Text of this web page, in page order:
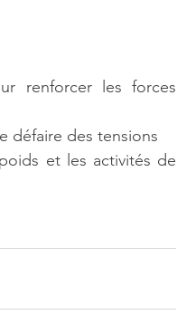
renforcer les forces
défaire des tensions
et les activités de